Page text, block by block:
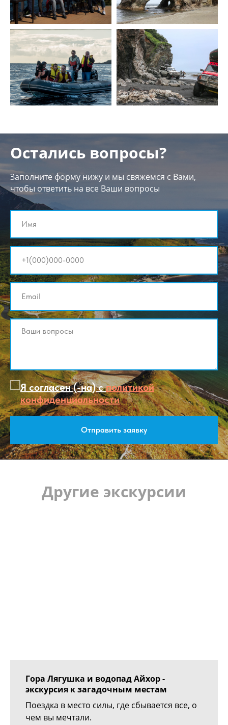
Остались вопросы?
Заполните форму нижу и мы свяжемся с Вами,
чтобы ответить на все Ваши вопросы
Я согласен (-на) сполитикой
конфиденциальности
Отправить заявку
Другие экскурсии
Гора Лягушка и водопад Айхор -
экскурсия к загадочным местам
Поездка в место силы, где сбывается все, о
чем вы мечтали.